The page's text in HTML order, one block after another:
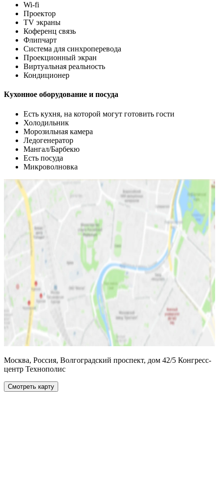
Wi-fi
Проектор
TV экраны
Коференц связь
Флипчарт
Система для синхроперевода
Проекционный экран
Виртуальная реальность
Кондиционер
Кухонное оборудование и посуда
Есть кухня, на которой могут готовить гости
Холодильник
Морозильная камера
Ледогенератор
Мангал/Барбекю
Есть посуда
Микроволновка
Москва, Россия, Волгоградский проспект, дом 42/5 Конгресс-
центр Технополис
Смотреть карту